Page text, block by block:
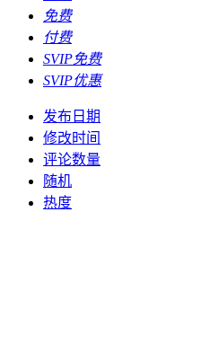
免费
付费
SVIP免费
SVIP优惠
发布日期
修改时间
评论数量
随机
热度